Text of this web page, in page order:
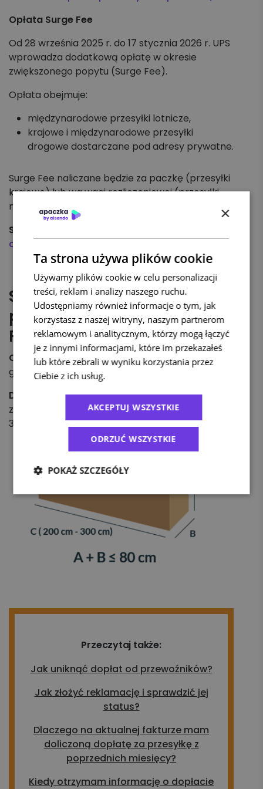
Opłata Surge Fee
Od 28 września 2025 r. do 17 stycznia 2026 r. UPS
wprowadza dodatkową opłatę w okresie
zwiększonego popytu (Surge Fee).
Opłata obejmuje:
międzynarodowe przesyłki lotnicze,
krajowe i międzynarodowe przesyłki
drogowe dostarczane pod adresy prywatne.
Surge Fee naliczane będzie za paczkę (przesyłki
krajowe) lub wg wagi rozliczeniowej (przesyłki
międzynarodowe) i podlega opłacie paliwowej.
Stawki dopłat są widoczne w nas naszym
cenniku.
Sezonowe dopłaty za
przesyłki niestandardowe
FedEx
Okres obowiązywania dopłat: 1 listopada – 31
grudnia 2025 r.
Dopłaty za przesyłki niestandardowe: Dopłata
za przesyłki niestandardowe wzrasta z 200% na
300% ceny usług podstawowych.
Przeczytaj także:
Jak uniknąć dopłat od przewoźników?
Jak złożyć reklamację i sprawdzić jej
status?
Dlaczego na aktualnej fakturze mam
doliczoną dopłatę za przesyłkę z
poprzednich miesięcy?
Kiedy otrzymam informację o dopłacie
×
Ta strona używa plików cookie
Używamy plików cookie w celu personalizacji
treści, reklam i analizy naszego ruchu.
Udostępniamy również informacje o tym, jak
korzystasz z naszej witryny, naszym partnerom
reklamowym i analitycznym, którzy mogą łączyć
je z innymi informacjami, które im przekazałeś
lub które zebrali w wyniku korzystania przez
Ciebie z ich usług.
AKCEPTUJ WSZYSTKIE
ODRZUĆ WSZYSTKIE
POKAŻ SZCZEGÓŁY